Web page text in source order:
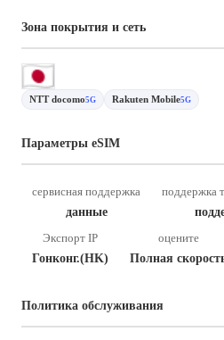
Зона покрытия и сеть
NTT docomo5G Rakuten Mobile5G
Параметры eSIM
сервисная поддержка
данные
поддержка
Экспорт IP
Гонконг.(HK)
оцените
Полная
Политика обслуживания